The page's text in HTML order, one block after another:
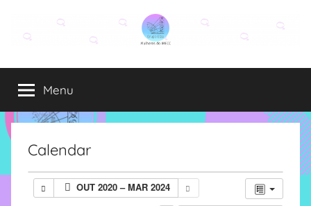
conteúdo
Grupo
Elza
Elza
é
formado
alunas,
funcionárias
Menu
Calendar
OUT 2020 – MAR 2024